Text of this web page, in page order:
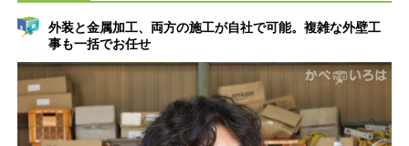
外装と金属加工、両方の施工が自社で可能。複雑な外壁工
事も一括でお任せ